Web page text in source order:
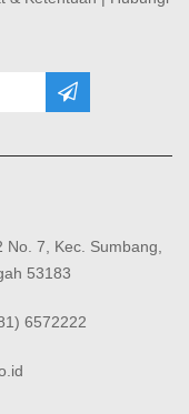
7, Kec. Sumbang,
53183
6572222